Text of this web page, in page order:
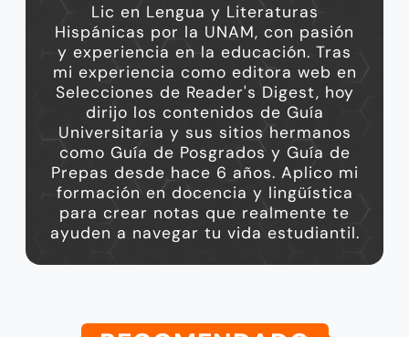
Lic en Lengua y Literaturas
Hispánicas por la UNAM, con pasión
y experiencia en la educación. Tras
mi experiencia como editora web en
Selecciones de Reader's Digest, hoy
dirijo los contenidos de Guía
Universitaria y sus sitios hermanos
como Guía de Posgrados y Guía de
Prepas desde hace 6 años. Aplico mi
formación en docencia y lingüística
para crear notas que realmente te
ayuden a navegar tu vida estudiantil.